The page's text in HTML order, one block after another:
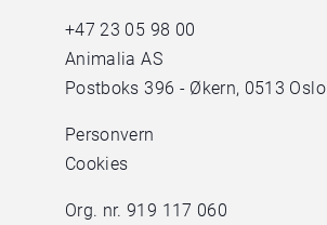
+47 23 05 98 00
Animalia AS
Postboks 396 - Økern, 0513 Oslo
Personvern
Cookies
Org. nr. 919 117 060